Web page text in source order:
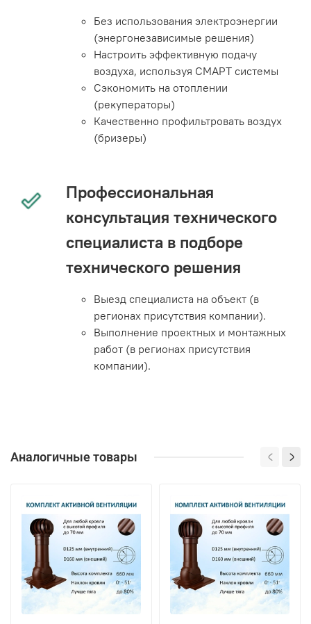
Без использования электроэнергии
(энергонезависимые решения)
Настроить эффективную подачу
воздуха, используя СМАРТ системы
Сэкономить на отоплении
(рекуператоры)
Качественно профильтровать воздух
(бризеры)
Профессиональная
консультация технического
специалиста в подборе
технического решения
Выезд специалиста на объект (в
регионах присутствия компании).
Выполнение проектных и монтажных
работ (в регионах присутствия
компании).
Аналогичные товары